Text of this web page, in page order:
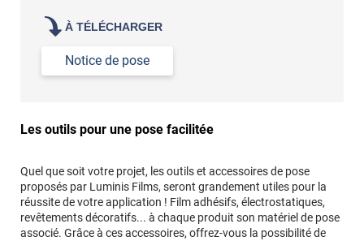
À TÉLÉCHARGER
Notice de pose
Les outils pour une pose facilitée
Quel que soit votre projet, les outils et accessoires de pose
proposés par Luminis Films, seront grandement utiles pour la
réussite de votre application ! Film adhésifs, électrostatiques,
revêtements décoratifs... à chaque produit son matériel de pose
associé. Grâce à ces accessoires, offrez-vous la possibilité de